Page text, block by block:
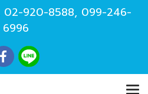
02-920-8588, 099-246-
6996